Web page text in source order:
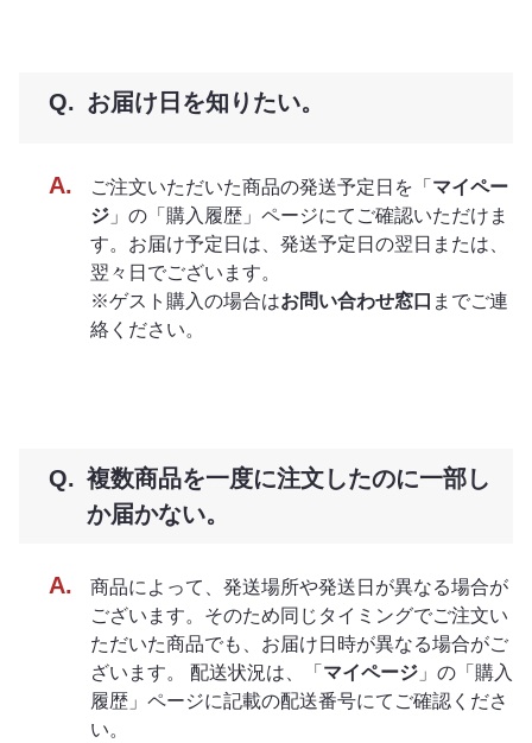
お届け日を知りたい。
ご注文いただいた商品の発送予定日を「 マイペー
ジ 」の「購入履歴」ページにてご確認いただけま
す。お届け予定日は、発送予定日の翌日または、
翌々日でございます。
※ゲスト購入の場合はお問い合わせ窓口 までご連
絡ください。
複数商品を一度に注文したのに一部し
か届かない。
商品によって、発送場所や発送日が異なる場合が
ございます。そのため同じタイミングでご注文い
ただいた商品でも、お届け日時が異なる場合がご
ざいます。 配送状況は、「 マイページ 」の「購入
履歴」ページに記載の配送番号にてご確認くださ
い。